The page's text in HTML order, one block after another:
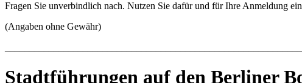
Fragen Sie unverbindlich nach. Nutzen Sie dafür und für Ihre Anmeldung
(Angaben ohne Gewähr)
Stadtführungen auf den Berliner